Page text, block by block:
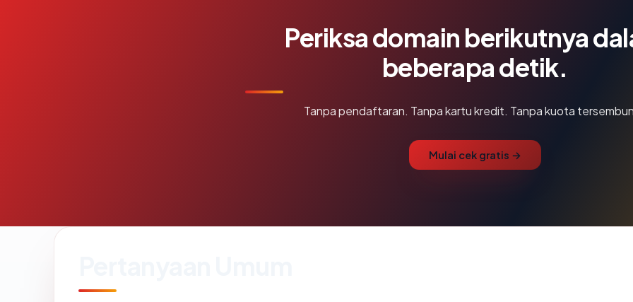
Periksa domain berikutnya
beberapa detik.
Tanpa pendaftaran. Tanpa kartu kredit. Tanpa kuota
Mulai cek gratis →